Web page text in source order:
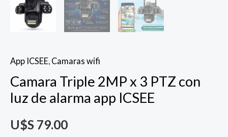
App ICSEE Camaras wifi
Camara Triple 2MP x 3 PTZ con
luz de alarma app ICSEE
U$S 79.00